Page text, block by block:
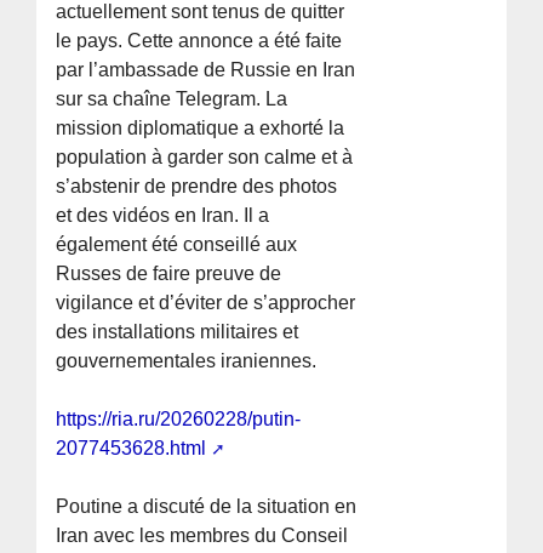
actuellement sont tenus de quitter
le pays. Cette annonce a été faite
par l’ambassade de Russie en Iran
sur sa chaîne Telegram. La
mission diplomatique a exhorté la
population à garder son calme et à
s’abstenir de prendre des photos
et des vidéos en Iran. Il a
également été conseillé aux
Russes de faire preuve de
vigilance et d’éviter de s’approcher
des installations militaires et
gouvernementales iraniennes.
https://ria.ru/20260228/putin-
2077453628.html
Poutine a discuté de la situation en
Iran avec les membres du Conseil